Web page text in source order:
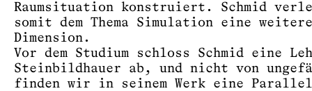
Raumsituation konstruiert. Schmid
somit dem Thema Simulation eine weitere
Dimension.
Vor dem Studium schloss Schmid eine
Steinbildhauer ab, und nicht von
finden wir in seinem Werk eine